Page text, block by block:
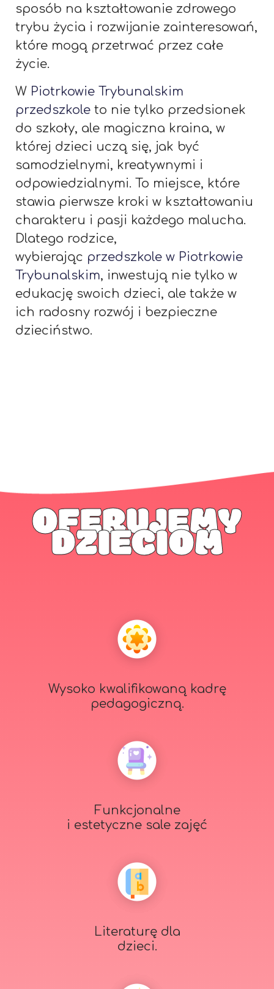
sposób na kształtowanie zdrowego
trybu życia i rozwijanie zainteresowań,
które mogą przetrwać przez całe
życie.
W Piotrkowie Trybunalskim
przedszkole to nie tylko przedsionek
do szkoły, ale magiczna kraina, w
której dzieci uczą się, jak być
samodzielnymi, kreatywnymi i
odpowiedzialnymi. To miejsce, które
stawia pierwsze kroki w kształtowaniu
charakteru i pasji każdego malucha.
Dlatego rodzice,
wybierając przedszkole w Piotrkowie
Trybunalskim, inwestują nie tylko w
edukację swoich dzieci, ale także w
ich radosny rozwój i bezpieczne
dzieciństwo.
OFERUJEMY
DZIECIOM
Wysoko kwalifikowaną kadrę
pedagogiczną.
Funkcjonalne
i estetyczne sale zajęć
Literaturę dla
dzieci.